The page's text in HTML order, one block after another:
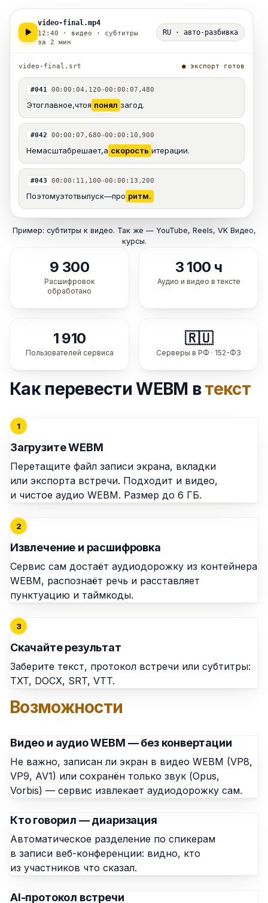
video-final.mp4
12:40 · видео · субтитры
за 2 мин
RU · авто-разбивка
video-final.srt ● экспорт готов
#041 00:00:04,120→00:00:07,480
Этоглавное,чтоя понял загод.
#042 00:00:07,680→00:00:10,900
Немасштабрешает,а скорость итерации.
#043 00:00:11,100→00:00:13,200
Поэтомуэтотвыпуск—про ритм.
Пример: субтитры к видео. Так же — YouTube, Reels, VK Видео,
курсы.
9 300
Расшифровок
обработано
3 100 ч
Аудио и видео в тексте
1 910
Пользователей сервиса
🇷🇺
Серверы в РФ · 152-ФЗ
Как перевести WEBM втекст
1
Загрузите WEBM
Перетащите файл записи экрана, вкладки
или экспорта встречи. Подходит и видео,
и чистое аудио WEBM. Размер до 6 ГБ.
2
Извлечение и расшифровка
Сервис сам достаёт аудиодорожку из контейнера
WEBM, распознаёт речь и расставляет
пунктуацию и таймкоды.
3
Скачайте результат
Заберите текст, протокол встречи или субтитры:
TXT, DOCX, SRT, VTT.
Возможности
Видео и аудио WEBM — без конвертации
Не важно, записан ли экран в видео WEBM (VP8,
VP9, AV1) или сохранён только звук (Opus,
Vorbis) — сервис извлекает аудиодорожку сам.
Кто говорил — диаризация
Автоматическое разделение по спикерам
в записи веб-конференции: видно, кто
из участников что сказал.
AI-протокол встречи